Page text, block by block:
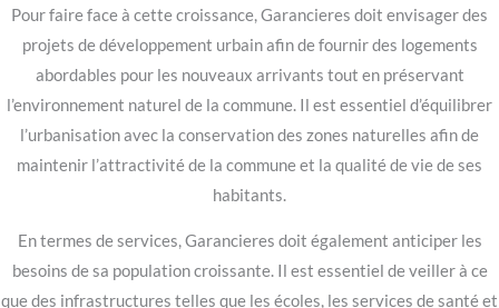
Pour faire face à cette croissance, Garancieres doit envisager des
projets de développement urbain afin de fournir des logements
abordables pour les nouveaux arrivants tout en préservant
l’environnement naturel de la commune. Il est essentiel d’équilibrer
l’urbanisation avec la conservation des zones naturelles afin de
maintenir l’attractivité de la commune et la qualité de vie de ses
habitants.
En termes de services, Garancieres doit également anticiper les
besoins de sa population croissante. Il est essentiel de veiller à ce
que des infrastructures telles que les écoles, les services de santé et